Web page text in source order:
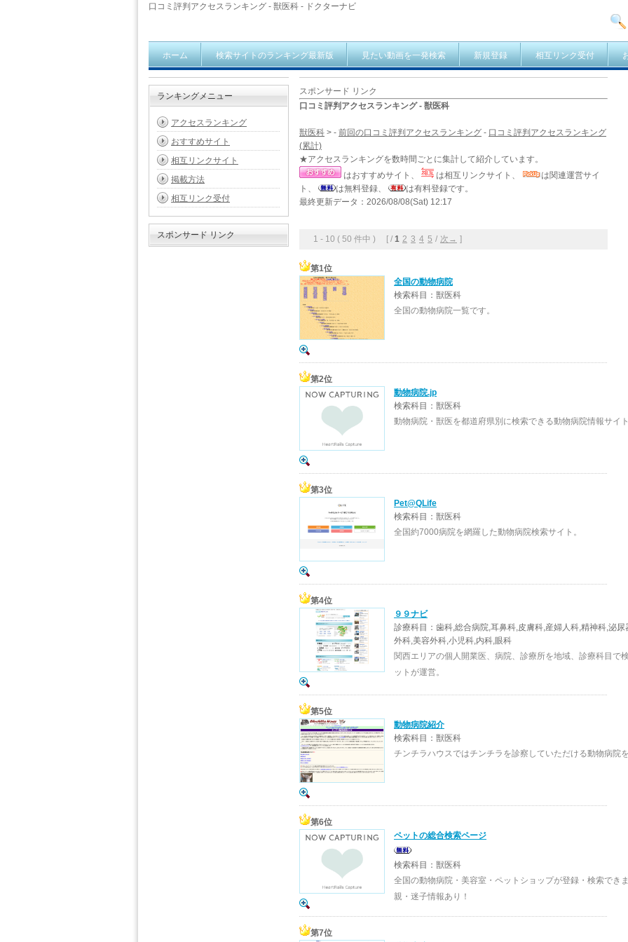
口コミ評判アクセスランキング - 獣医科 - ドクターナビ
ホーム 検索サイトのランキング最新版 見たい動画を一発検索 新規登録 相互リンク受付
スポンサード リンク
口コミ評判アクセスランキング - 獣医科
獣医科 > - 前回の口コミ評判アクセスランキング - 口コミ評判アクセスランキング
(累計)
★アクセスランキングを数時間ごとに集計して紹介しています。
はおすすめサイト、
は相互リンクサイト、
は関連運営サイ
ト、
は無料登録、
は有料登録です。
最終更新データ：2026/08/08(Sat) 12:17
1 - 10 ( 50 件中 ) [ / 1 2 3 4 5 / 次→ ]
第1位
全国の動物病院
検索科目：獣医科
全国の動物病院一覧です。
第2位
動物病院.jp
検索科目：獣医科
動物病院・獣医を都道府県別に検索できる動物病院情報サイト
第3位
Pet@QLife
検索科目：獣医科
全国約7000病院を網羅した動物病院検索サイト。
第4位
９９ナビ
診療科目：歯科,総合病院,耳鼻科,皮膚科,産婦人科,精神科,泌尿
外科,美容外科,小児科,内科,眼科
関西エリアの個人開業医、病院、診療所を地域、診療科目で
ットが運営。
第5位
動物病院紹介
検索科目：獣医科
チンチラハウスではチンチラを診察していただける動物病院
第6位
ペットの総合検索ページ
検索科目：獣医科
全国の動物病院・美容室・ペットショップが登録・検索でき
親・迷子情報あり！
第7位
ランキングメニュー
アクセスランキング
おすすめサイト
相互リンクサイト
掲載方法
相互リンク受付
スポンサード リンク